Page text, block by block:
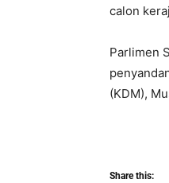
calon
Parlimen
(KDM),
Share this: